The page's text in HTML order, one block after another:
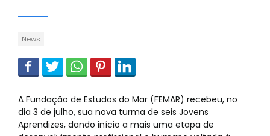
News
A Fundação de Estudos do Mar (FEMAR) recebeu, no
dia 3 de julho, sua nova turma de seis Jovens
Aprendizes, dando início a mais uma etapa de